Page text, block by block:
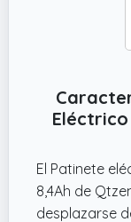
El Patinete
8,4Ah de
desplazarse